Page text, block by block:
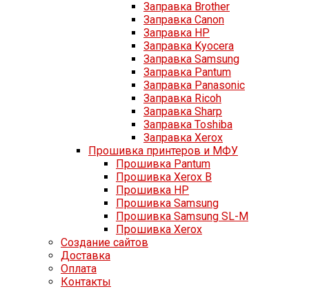
Заправка Brother
Заправка Canon
Заправка HP
Заправка Kyocera
Заправка Samsung
Заправка Pantum
Заправка Panasonic
Заправка Ricoh
Заправка Sharp
Заправка Toshiba
Заправка Xerox
Прошивка принтеров и МФУ
Прошивка Pantum
Прошивка Xerox B
Прошивка HP
Прошивка Samsung
Прошивка Samsung SL-M
Прошивка Xerox
Создание сайтов
Доставка
Оплата
Контакты